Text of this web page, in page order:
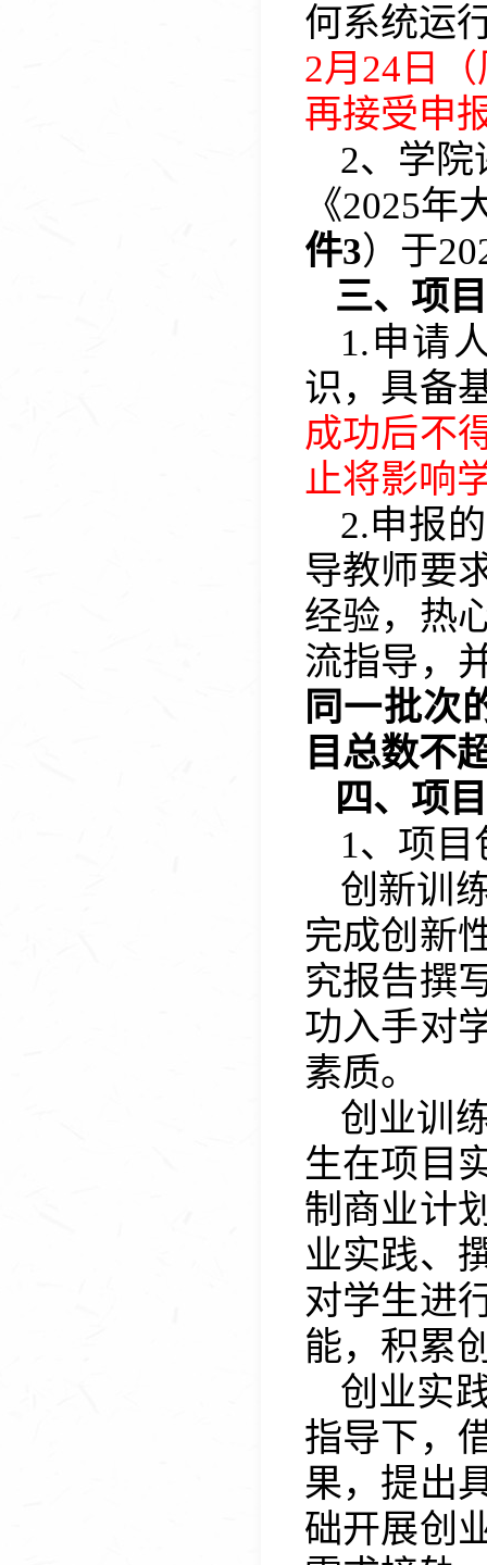
何系统运
2月 24 日
再接受申
2、学院
《2025年
件3） 于
三、项
1. 申请
识，具备
成功后不
止将影响
2.申报
导教师要
经验，热
流指导，
同一批次
目总数不
四、项
1、 项目
创新训
完成创新
究报告撰
功入手对
素质。
创业训
生在项目
制商业计
业实践、
对学生进
能，积累
创业实
指导下，
果，提出
础开展创